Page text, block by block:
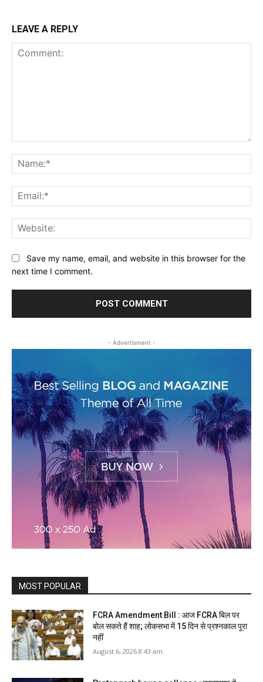
LEAVE A REPLY
Save my name, email, and website in this browser for the
next time I comment.
- Advertisment -
MOST POPULAR
FCRA Amendment Bill : आज FCRA बिल पर
बोल सकते हैं शाह; लोकसभा में 15 दिन से प्रश्नकाल पूरा
नहीं
August 6, 2026 8:43 am